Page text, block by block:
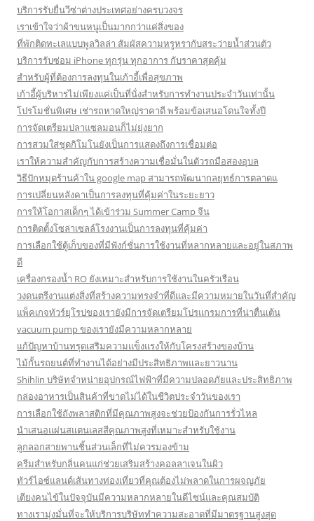
บริการรับยื่นวีซ่าต่างประเทศอย่างครบวงจร
เราเข้าใจว่าผ้าขนหนูเป็นมากกว่าแค่สิ่งของ
ที่พักติดทะเลแบบพูลวิลล่า สัมผัสความหรูหรากับสระว่ายน้ำส่วนตัว
บริการรับซ่อม iPhone ทุกรุ่น ทุกอาการ กับราคาสุดคุ้ม
สำหรับผู้ที่ต้องการลงทุนในเก้าอี้เพื่อสุขภาพ
เก้าอี้ผู้บริหารไม่เพียงแค่เป็นที่นั่งสำหรับการทำงานประจำวันเท่านั้น
โปรโมชั่นพิเศษ เช่ารถหาดใหญ่ราคาดี พร้อมข้อเสนอโดนใจทั้งปี
การจัดเตรียมปลาแซลมอนก็ไม่ยุ่งยาก
การสวมใส่ชุดกิโมโนยังเป็นการแสดงถึงการเชื่อมต่อ
เราให้ความสำคัญกับการสร้างความเชื่อมั่นในตัวรถมือสองอุบล
วิธีปักหมุดร้านค้าใน google map สามารถพัฒนากลยุทธ์การตลาดแ
การเปลี่ยนหลังคาเป็นการลงทุนที่คุ้มค่าในระยะยาว
การให้โอกาสเด็กๆ ได้เข้าร่วม Summer Camp จีน
การติดตั้งโซล่าเซลล์โรงงานเป็นการลงทุนที่คุ้มค่า
การเลือกใช้ตู้เก็บของที่มีฟังก์ชั่นการใช้งานที่หลากหลายและอยู่ในสภาพ
ดี
เครื่องกรองน้ำ RO ยังเหมาะสำหรับการใช้งานในครัวเรือน
วงดนตรีงานแต่งสิ่งที่สร้างความทรงจำที่ดีและมีความหมายในวันที่สำคัญ
แพ็คเกจทัวร์ยุโรปของเรายังมีการจัดเตรียมโปรแกรมการที่น่าตื่นเต้น
vacuum pump ของเรายังมีความหลากหลาย
แก้ปัญหาบ้านทรุดเสริมความแข็งแรงให้กับโครงสร้างของบ้าน
ไม้กั้นรถยนต์ที่ทำงานได้อย่างมีประสิทธิภาพและยาวนาน
Shihlin บริษัทจำหน่ายอุปกรณ์ไฟฟ้าที่มีความปลอดภัยและประสิทธิภาพ
กล่องอาหารเป็นสินค้าที่ขาดไม่ได้ในชีวิตประจำวันของเรา
การเลือกใช้ถังพลาสติกที่มีคุณภาพสูงจะช่วยป้องกันการรั่วไหล
นำเสนอแผ่นสแตนเลสสีคุณภาพสูงที่เหมาะสำหรับใช้งาน
ลูกลอกสายพานชิ้นส่วนเล็กที่ไม่ควรมองข้าม
ครีมสำหรับกลิ่นคนแก่ช่วยเสริมสร้างคอลลาเจนในผิว
ทัวร์ไอซ์แลนด์เส้นทางท่องเที่ยวที่คุณต้องไม่พลาดในการผจญภัย
เตียงคนไข้ในปัจจุบันมีความหลากหลายในดีไซน์และคุณสมบัติ
ทางเรามุ่งมั่นที่จะให้บริการบริษัททำความสะอาดที่มีมาตรฐานสูงสุด